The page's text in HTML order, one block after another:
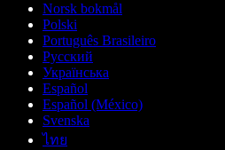
Norsk bokmål
Polski
Português Brasileiro
Русский
Українська
Español
Español (México)
Svenska
ไทย